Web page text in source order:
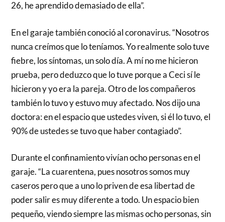
26, he aprendido demasiado de ella”.
En el garaje también conoció al coronavirus. “Nosotros
nunca creímos que lo teníamos. Yo realmente solo tuve
fiebre, los síntomas, un solo día. A mí no me hicieron
prueba, pero deduzco que lo tuve porque a Ceci sí le
hicieron y yo era la pareja. Otro de los compañeros
también lo tuvo y estuvo muy afectado. Nos dijo una
doctora: en el espacio que ustedes viven, si él lo tuvo, el
90% de ustedes se tuvo que haber contagiado”.
Durante el confinamiento vivían ocho personas en el
garaje. “La cuarentena, pues nosotros somos muy
caseros pero que a uno lo priven de esa libertad de
poder salir es muy diferente a todo. Un espacio bien
pequeño, viendo siempre las mismas ocho personas, sin